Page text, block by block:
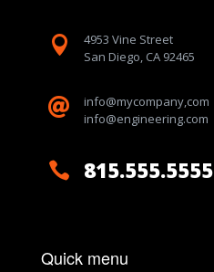

4953 Vine Street
San Diego, CA 92465

info@mycompany,com
info@engineering.com
 815.555.5555
Quick menu